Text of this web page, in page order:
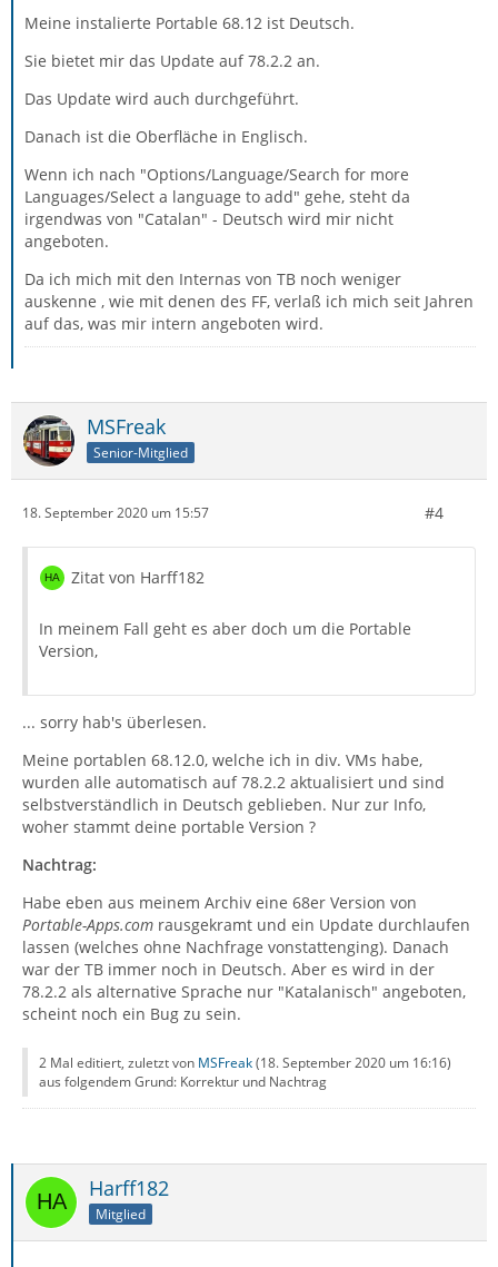
Meine instalierte Portable 68.12 ist Deutsch.
Sie bietet mir das Update auf 78.2.2 an.
Das Update wird auch durchgeführt.
Danach ist die Oberfläche in Englisch.
Wenn ich nach "Options/Language/Search for more
Languages/Select a language to add" gehe, steht da
irgendwas von "Catalan" - Deutsch wird mir nicht
angeboten.
Da ich mich mit den Internas von TB noch weniger
auskenne , wie mit denen des FF, verlaß ich mich seit Jahren
auf das, was mir intern angeboten wird.
MSFreak
Senior-Mitglied
18. September 2020 um 15:57 #4
Zitat von Harff182
In meinem Fall geht es aber doch um die Portable
Version,
... sorry hab's überlesen.
Meine portablen 68.12.0, welche ich in div. VMs habe,
wurden alle automatisch auf 78.2.2 aktualisiert und sind
selbstverständlich in Deutsch geblieben. Nur zur Info,
woher stammt deine portable Version ?
Nachtrag:
Habe eben aus meinem Archiv eine 68er Version von
Portable-Apps.com rausgekramt und ein Update durchlaufen
lassen (welches ohne Nachfrage vonstattenging). Danach
war der TB immer noch in Deutsch. Aber es wird in der
78.2.2 als alternative Sprache nur "Katalanisch" angeboten,
scheint noch ein Bug zu sein.
2 Mal editiert, zuletzt von MSFreak(18. September 2020 um 16:16)
aus folgendem Grund: Korrektur und Nachtrag
Harff182
Mitglied